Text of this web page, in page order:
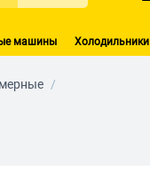
машины Холодильники
/